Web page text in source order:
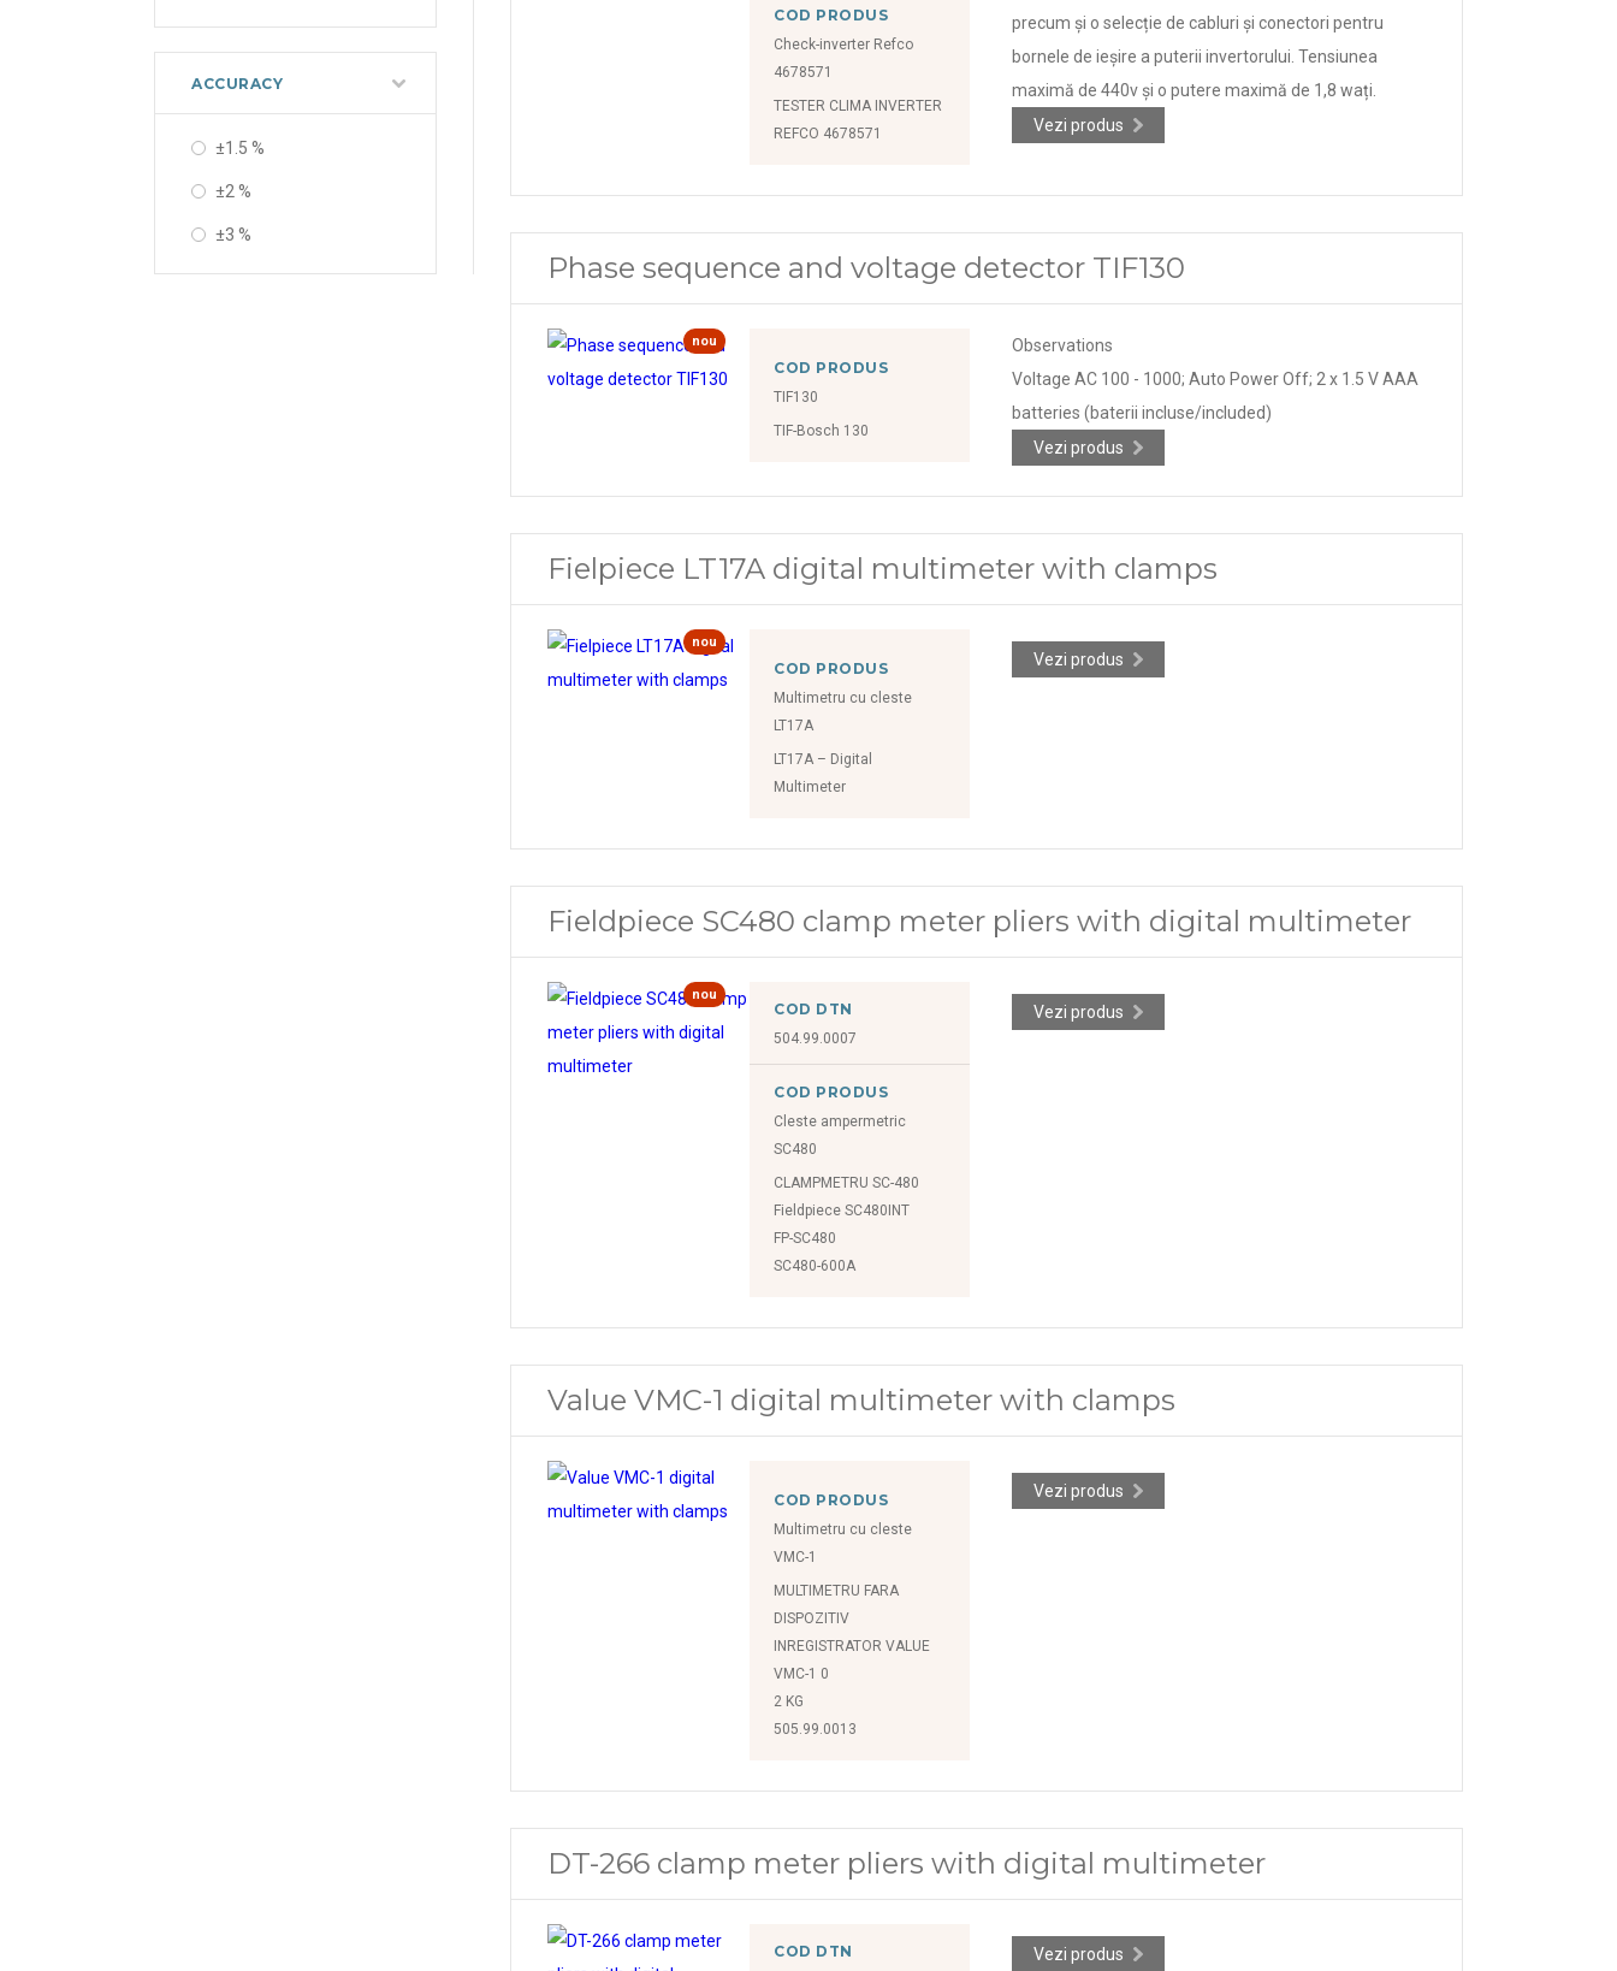
ACCURACY
±1.5 %
±2 %
±3 %
COD PRODUS
Check-inverter Refco
4678571
TESTER CLIMA INVERTER
REFCO 4678571
precum și o selecție de cabluri și conectori pentru
bornele de ieșire a puterii invertorului. Tensiunea
maximă de 440v și o putere maximă de 1,8 wați.
Vezi produs
Phase sequence and voltage detector TIF130
nou
COD PRODUS
TIF130
TIF-Bosch 130
Observations
Voltage AC 100 - 1000; Auto Power Off; 2 x 1.5 V AAA
batteries (baterii incluse/included)
Vezi produs
Fielpiece LT17A digital multimeter with clamps
nou
COD PRODUS
Multimetru cu cleste
LT17A
LT17A – Digital
Multimeter
Vezi produs
Fieldpiece SC480 clamp meter pliers with digital multimeter
nou
COD DTN
504.99.0007
COD PRODUS
Cleste ampermetric
SC480
CLAMPMETRU SC-480
Fieldpiece SC480INT
FP-SC480
SC480-600A
Vezi produs
Value VMC-1 digital multimeter with clamps
COD PRODUS
Multimetru cu cleste
VMC-1
MULTIMETRU FARA
DISPOZITIV
INREGISTRATOR VALUE
VMC-1 0
2 KG
505.99.0013
Vezi produs
DT-266 clamp meter pliers with digital multimeter
COD DTN Vezi produs